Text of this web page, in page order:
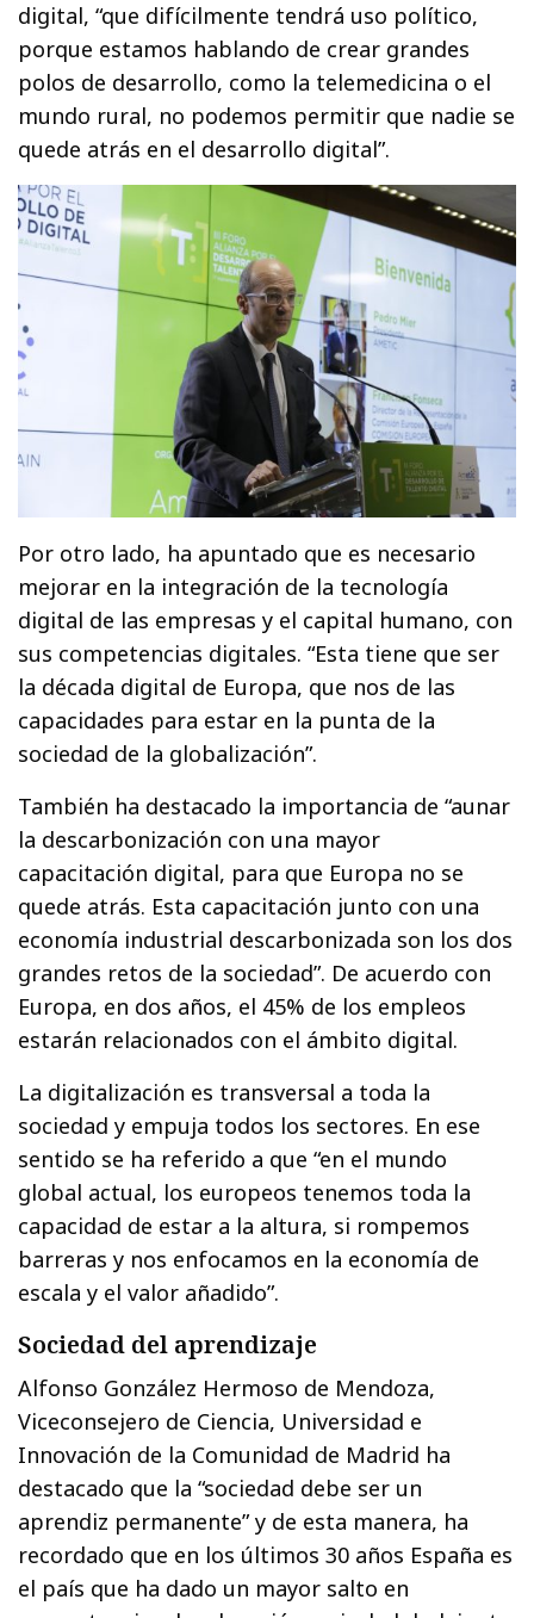
digital, “que difícilmente tendrá uso político,
porque estamos hablando de crear grandes
polos de desarrollo, como la telemedicina o el
mundo rural, no podemos permitir que nadie se
quede atrás en el desarrollo digital”.
Por otro lado, ha apuntado que es necesario
mejorar en la integración de la tecnología
digital de las empresas y el capital humano, con
sus competencias digitales. “Esta tiene que ser
la década digital de Europa, que nos de las
capacidades para estar en la punta de la
sociedad de la globalización”.
También ha destacado la importancia de “aunar
la descarbonización con una mayor
capacitación digital, para que Europa no se
quede atrás. Esta capacitación junto con una
economía industrial descarbonizada son los dos
grandes retos de la sociedad”. De acuerdo con
Europa, en dos años, el 45% de los empleos
estarán relacionados con el ámbito digital.
La digitalización es transversal a toda la
sociedad y empuja todos los sectores. En ese
sentido se ha referido a que “en el mundo
global actual, los europeos tenemos toda la
capacidad de estar a la altura, si rompemos
barreras y nos enfocamos en la economía de
escala y el valor añadido”.
Sociedad del aprendizaje
Alfonso González Hermoso de Mendoza,
Viceconsejero de Ciencia, Universidad e
Innovación de la Comunidad de Madrid ha
destacado que la “sociedad debe ser un
aprendiz permanente” y de esta manera, ha
recordado que en los últimos 30 años España es
el país que ha dado un mayor salto en